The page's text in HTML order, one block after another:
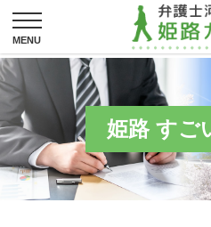
姫路 すご